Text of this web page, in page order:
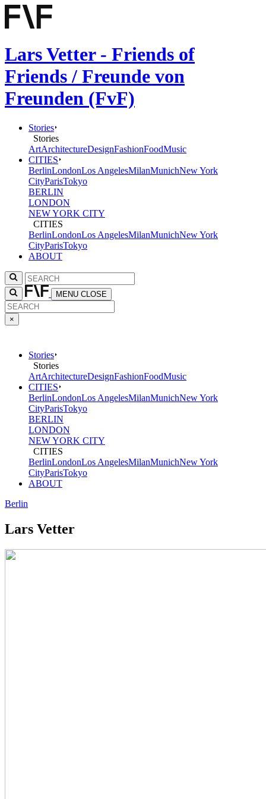
Lars Vetter - Friends of
Friends / Freunde von
Freunden (FvF)
Stories
Stories
ArtArchitectureDesignFashionFoodMusic
CITIES
BerlinLondonLos AngelesMilanMunichNew York
CityParisTokyo
BERLIN
LONDON
NEW YORK CITY
CITIES
BerlinLondonLos AngelesMilanMunichNew York
CityParisTokyo
ABOUT
MENU CLOSE
×
Stories
Stories
ArtArchitectureDesignFashionFoodMusic
CITIES
BerlinLondonLos AngelesMilanMunichNew York
CityParisTokyo
BERLIN
LONDON
NEW YORK CITY
CITIES
BerlinLondonLos AngelesMilanMunichNew York
CityParisTokyo
ABOUT
Berlin
Lars Vetter